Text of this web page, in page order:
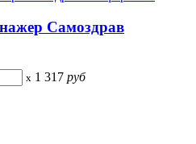
Самоздрав
x 1 317 руб